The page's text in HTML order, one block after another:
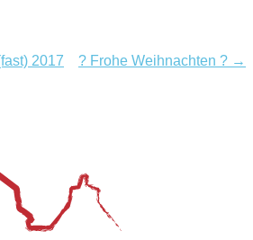
2017 ? Frohe Weihnachten ? →